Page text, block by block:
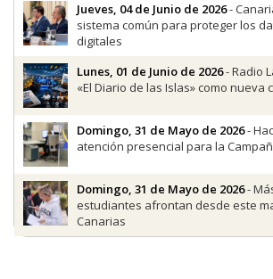
Jueves, 04 de Junio de 2026-
sistema común para proteger los
digitales
Lunes, 01 de Junio de 2026- Radio
«El Diario de las Islas» como nueva
Domingo, 31 de Mayo de 2026-
atención presencial para la
Domingo, 31 de Mayo de 2026-
estudiantes afrontan desde este
Canarias